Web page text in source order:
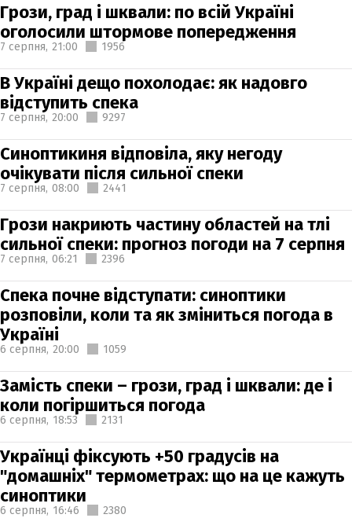
Грози, град і шквали: по всій Україні
оголосили штормове попередження
7 серпня, 21:00 1956
В Україні дещо похолодає: як надовго
відступить спека
7 серпня, 20:00 9297
Синоптикиня відповіла, яку негоду
очікувати після сильної спеки
7 серпня, 08:00 2441
Грози накриють частину областей на тлі
сильної спеки: прогноз погоди на 7 серпня
7 серпня, 06:21 2396
Спека почне відступати: синоптики
розповіли, коли та як зміниться погода в
Україні
6 серпня, 20:00 1059
Замість спеки – грози, град і шквали: де і
коли погіршиться погода
6 серпня, 18:53 2131
Українці фіксують +50 градусів на
"домашніх" термометрах: що на це кажуть
синоптики
6 серпня, 16:46 2380